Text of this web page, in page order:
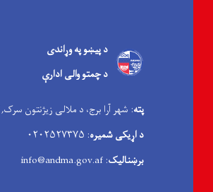
د پیښو په وړاندی
د چمتو والی ادارې
پته: شهر آرا برج، د ملالی زیژنتون
د اړیکی شمیره: ۰۲۰۲۵۲۷۳۷۵
برښنالیک: info@andma.gov.af